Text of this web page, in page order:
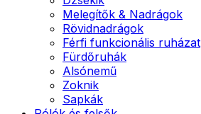
Melegítők & Nadrágok
Rövidnadrágok
Férfi funkcionális ruházat
Fürdőruhák
Alsónemű
Zoknik
Sapkák